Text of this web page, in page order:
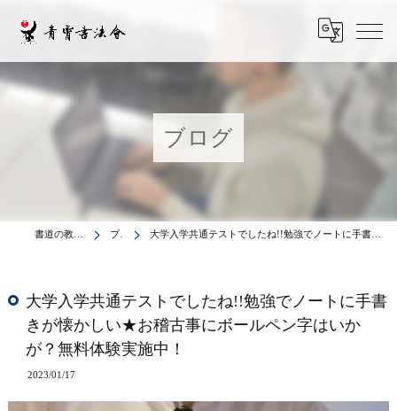
ブログ
書道の教室は青霄書法会 ブログ 大学入学共通テストでしたね!!勉強でノートに手書きが懐かしい★お稽古事にボールペン字はいかが？無料体験実施中！
大学入学共通テストでしたね!!勉強でノートに手書
きが懐かしい★お稽古事にボールペン字はいか
が？無料体験実施中！
2023/01/17